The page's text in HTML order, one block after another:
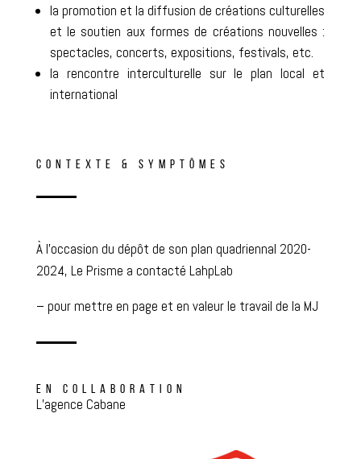
la promotion et la diffusion de créations culturelles
et le soutien aux formes de créations nouvelles :
spectacles, concerts, expositions, festivals, etc.
la rencontre interculturelle sur le plan local et
international
CONTEXTE & SYMPTÔMES
À l’occasion du dépôt de son plan quadriennal 2020-
2024, Le Prisme a contacté LahpLab
– pour mettre en page et en valeur le travail de la MJ
EN COLLABORATION
L’agence Cabane